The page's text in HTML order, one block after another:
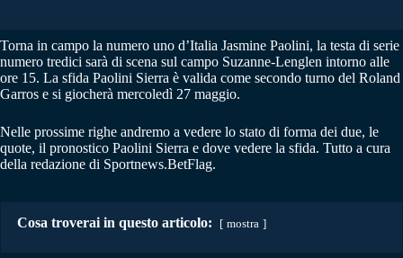
Torna in campo la numero uno d’Italia Jasmine Paolini, la testa di serie
numero tredici sarà di scena sul campo Suzanne-Lenglen intorno alle
ore 15. La sfida Paolini Sierra è valida come secondo turno del Roland
Garros e si giocherà mercoledì 27 maggio.
Nelle prossime righe andremo a vedere lo stato di forma dei due, le
quote, il pronostico Paolini Sierra e dove vedere la sfida. Tutto a cura
della redazione di Sportnews.BetFlag.
Cosa troverai in questo articolo: mostra